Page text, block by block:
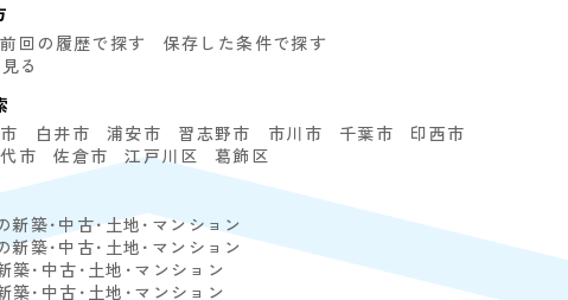
前回の履歴で探す
保存した条件で探す
る
白井市 浦安市 習志野市 市川市 千葉市
印西市
市 佐倉市 江戸川区
葛飾区
新築･中古･土地･マンション
新築･中古･土地･マンション
築･中古･土地･マンション
築･中古･土地･マンション